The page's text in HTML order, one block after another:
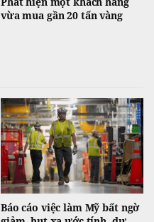
vừa mua gần 20 tấn vàng
Báo cáo việc làm Mỹ bất ngờ